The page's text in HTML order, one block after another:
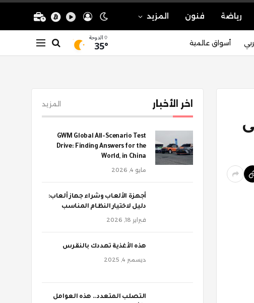
رياضة فنون المزيد
أسواق عالمية الدوحة
35°
اخر الأخبار المزيد
GWM Global All-Scenario Test
Drive: Finding Answers for the
World, in China
مايو 4, 2026
أجهزة الألعاب وشراء جهاز ألعاب:
دليل لاختيار النظام المناسب
فبراير 18, 2026
‫هذه الأغذية تهددك بالنقرس
ديسمبر 4, 2025
‫التصلب المتعدد.. هذه العوامل